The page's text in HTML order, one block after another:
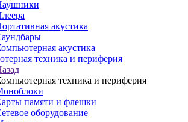
акустика
акустика
техника и периферия
техника и периферия
памяти и флешки
оборудование